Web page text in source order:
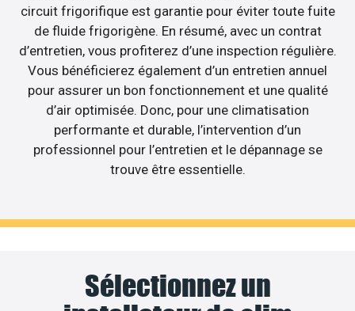
circuit frigorifique est garantie pour éviter toute fuite
de fluide frigorigène. En résumé, avec un contrat
d’entretien, vous profiterez d’une inspection régulière.
Vous bénéficierez également d’un entretien annuel
pour assurer un bon fonctionnement et une qualité
d’air optimisée. Donc, pour une climatisation
performante et durable, l’intervention d’un
professionnel pour l’entretien et le dépannage se
trouve être essentielle.
Sélectionnez un